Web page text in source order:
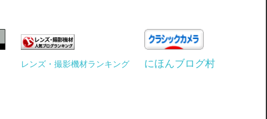
にほんブログ村
レンズ・撮影機材ランキング